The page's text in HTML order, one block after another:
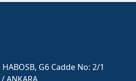
G6 Cadde No: 2/1
ANKARA